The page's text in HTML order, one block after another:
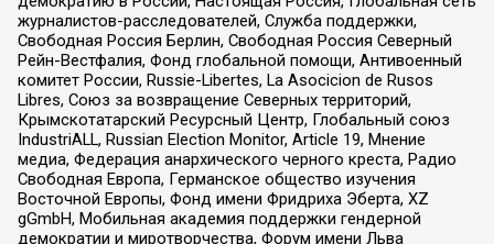
журналистов-расследователей, Служба поддержки,
Свободная Россия Берлин, Свободная Россия Северный
Рейн-Вестфалия, Фонд глобальной помощи, Антивоенный
комитет России, Russie-Libertes, La Asocicion de Rusos
Libres, Союз за возвращение Северных территорий,
Крымскотатарский Ресурсный Центр, Глобальный союз
IndustriALL, Russian Election Monitor, Article 19, Мнение
медиа, Федерация анархического черного креста, Радио
Свободная Европа, Германское общество изучения
Восточной Европы, Фонд имени Фридриха Эберта, XZ
gGmbH, Мобильная академия поддержки гендерной
демократии и миротворчества, Форум имени Льва